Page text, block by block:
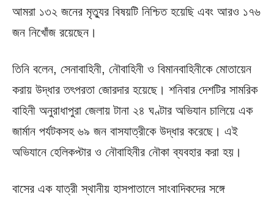
আমরা ১৩২ জনের মৃত্যুর বিষয়টি নিশ্চিত হয়েছি এবং আরও ১৭৬
জন নিখোঁজ রয়েছেন।
তিনি বলেন, সেনাবাহিনী, নৌবাহিনী ও বিমানবাহিনীকে মোতায়েন
করায় উদ্ধার তৎপরতা জোরদার হয়েছে। শনিবার দেশটির সামরিক
বাহিনী অনুরাধাপুরা জেলায় টানা ২৪ ঘণ্টার অভিযান চালিয়ে এক
জার্মান পর্যটকসহ ৬৯ জন বাসযাত্রীকে উদ্ধার করেছে। এই
অভিযানে হেলিকপ্টার ও নৌবাহিনীর নৌকা ব্যবহার করা হয়।
বাসের এক যাত্রী স্থানীয় হাসপাতালে সাংবাদিকদের সঙ্গে